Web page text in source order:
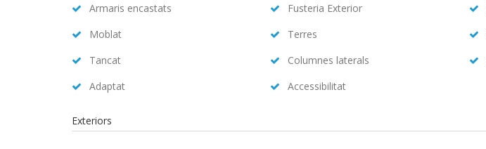
Armaris encastats Fusteria Exterior
Moblat
Terres
Tancat
Columnes laterals
Adaptat
Accessibilitat
Exteriors